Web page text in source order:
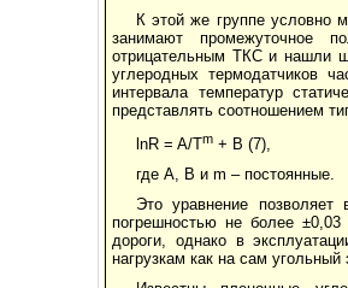
К этой же группе условно
занимают промежуточное
отрицательным ТКС и нашли
углеродных термодатчиков
интервала температур
представлять соотношением
lnR = A/Tm + B (7),
где A, B и m – постоянные.
Это уравнение
погрешностью не более
дороги, однако в
нагрузкам как на сам